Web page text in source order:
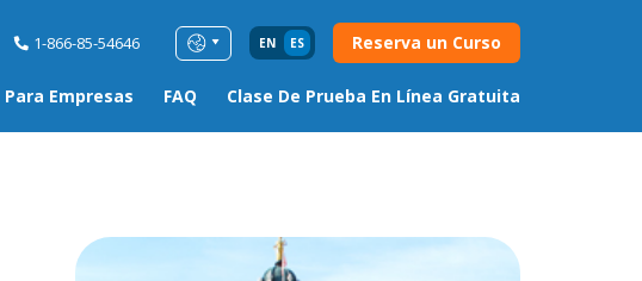
1-866-85-54646 EN ES Reserva un Curso
Para Empresas FAQ Clase De Prueba En Línea Gratuita